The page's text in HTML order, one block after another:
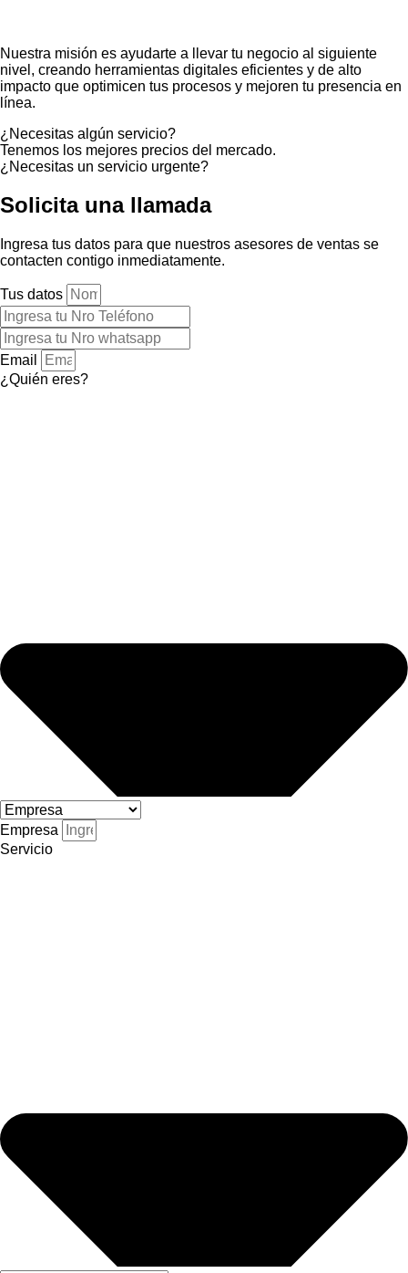
Nuestra misión es ayudarte a llevar tu negocio al siguiente
nivel, creando herramientas digitales eficientes y de alto
impacto que optimicen tus procesos y mejoren tu presencia en
línea.
¿Necesitas algún servicio?
Tenemos los mejores precios del mercado.
¿Necesitas un servicio urgente?
Solicita una llamada
Ingresa tus datos para que nuestros asesores de ventas se
contacten contigo inmediatamente.
Tus datos
Email
¿Quién eres?
Empresa
Servicio